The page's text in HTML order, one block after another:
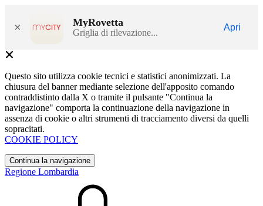
× MyRovetta
Griglia di rilevazione...
Apri
Questo sito utilizza cookie tecnici e statistici anonimizzati. La
chiusura del banner mediante selezione dell'apposito comando
contraddistinto dalla X o tramite il pulsante "Continua la
navigazione" comporta la continuazione della navigazione in
assenza di cookie o altri strumenti di tracciamento diversi da quelli
sopracitati.
COOKIE POLICY
Continua la navigazione
Regione Lombardia